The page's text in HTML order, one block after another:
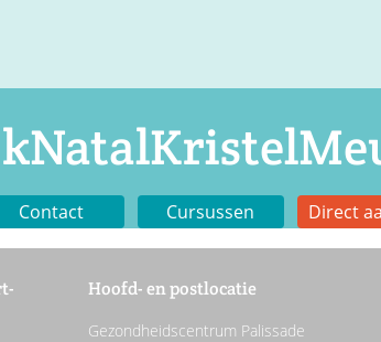
Contact Cursussen Direct
Hoofd- en postlocatie
Gezondheidscentrum Palissade